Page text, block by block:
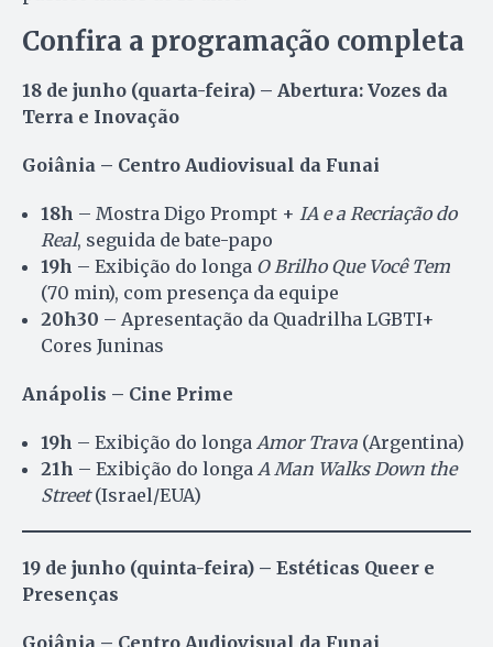
Confira a programação completa
18 de junho (quarta-feira) – Abertura: Vozes da
Terra e Inovação
Goiânia – Centro Audiovisual da Funai
18h – Mostra Digo Prompt + IA e a Recriação do
Real, seguida de bate-papo
19h – Exibição do longa O Brilho Que Você Tem
(70 min), com presença da equipe
20h30 – Apresentação da Quadrilha LGBTI+
Cores Juninas
Anápolis – Cine Prime
19h – Exibição do longa Amor Trava (Argentina)
21h – Exibição do longa A Man Walks Down the
Street(Israel/EUA)
19 de junho (quinta-feira) – Estéticas Queer e
Presenças